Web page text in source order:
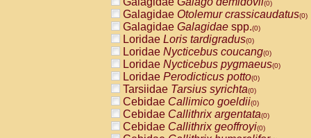
(0)
Galagidae Otolemur crassicaudatus(0)
Galagidae Galagidae spp.(0)
Loridae Loris tardigradus(0)
Loridae Nycticebus coucang(0)
Loridae Nycticebus pygmaeus(0)
Loridae Perodicticus potto(0)
Tarsiidae Tarsius syrichta(0)
Cebidae Callimico goeldii(0)
Cebidae Callithrix argentata(0)
Cebidae Callithrix geoffroyi(0)